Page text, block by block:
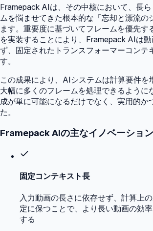
Framepack AIは、その中核において、長
ムを悩ませてきた根本的な「忘却と漂流の
ます。重要度に基づいてフレームを優先す
を実装することにより、Framepack AIは
ず、固定されたトランスフォーマーコンテ
す。
この成果により、AIシステムは計算要件を
大幅に多くのフレームを処理できるように
成が単に可能になるだけでなく、実用的か
た。
Framepack AIの主なイノベーション
固定コンテキスト長
入力動画の長さに依存せず、計算上
定に保つことで、より長い動画の効
する